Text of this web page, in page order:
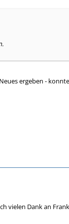
ergeben -
vielen Dank an